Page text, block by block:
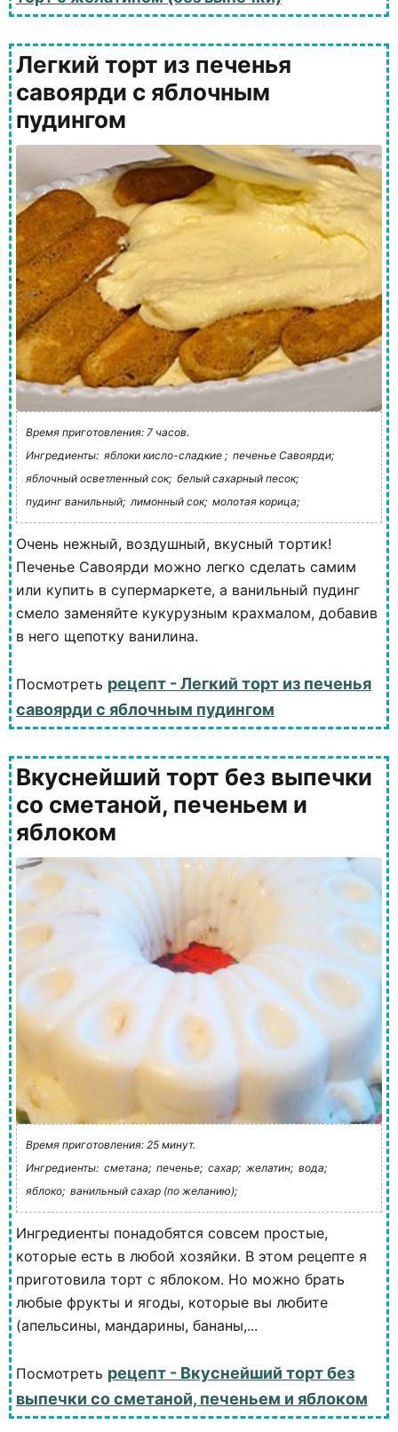
Легкий торт из печенья
савоярди с яблочным
пудингом
Время приготовления: 7 часов.
Ингредиенты: яблоки кисло-сладкие ; печенье Савоярди;
яблочный осветленный сок; белый сахарный песок;
пудинг ванильный; лимонный сок; молотая корица;
Очень нежный, воздушный, вкусный тортик!
Печенье Савоярди можно легко сделать самим
или купить в супермаркете, а ванильный пудинг
смело заменяйте кукурузным крахмалом, добавив
в него щепотку ванилина.
Посмотреть рецепт - Легкий торт из печенья
савоярди с яблочным пудингом
Вкуснейший торт без выпечки
со сметаной, печеньем и
яблоком
Время приготовления: 25 минут.
Ингредиенты: сметана; печенье; сахар; желатин; вода;
яблоко; ванильный сахар (по желанию);
Ингредиенты понадобятся совсем простые,
которые есть в любой хозяйки. В этом рецепте я
приготовила торт с яблоком. Но можно брать
любые фрукты и ягоды, которые вы любите
(апельсины, мандарины, бананы,...
Посмотреть рецепт - Вкуснейший торт без
выпечки со сметаной, печеньем и яблоком